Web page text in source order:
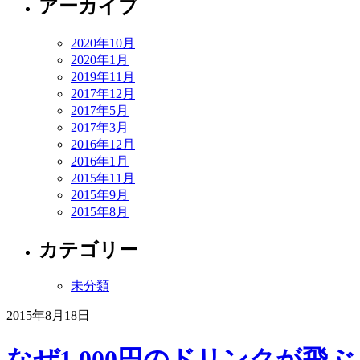
アーカイブ
2020年10月
2020年1月
2019年11月
2017年12月
2017年5月
2017年3月
2016年12月
2016年1月
2015年11月
2015年9月
2015年8月
カテゴリー
未分類
2015年8月18日